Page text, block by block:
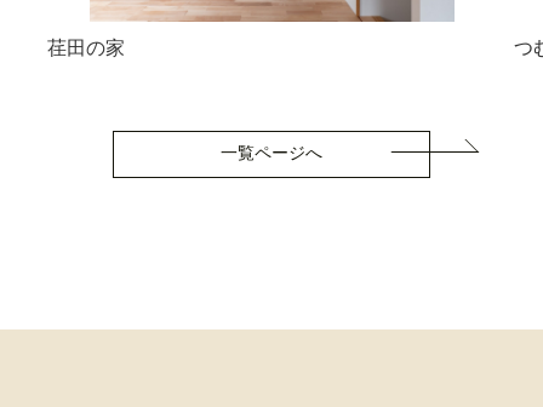
荏田の家 つ
一覧ページへ